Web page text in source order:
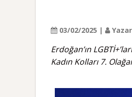
03/02/2025 |
Erdoğan’ın
Kadın Kolları 7.